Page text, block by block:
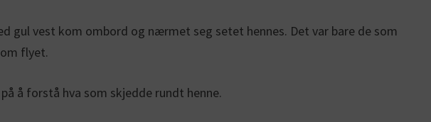
gul vest kom ombord og nærmet seg setet hennes. Det var bare de som
flyet.
å forstå hva som skjedde rundt henne.